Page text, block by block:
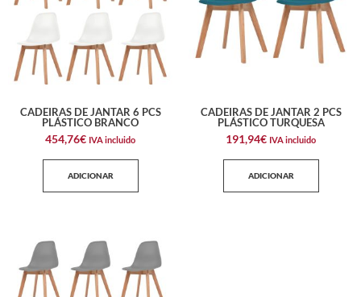
CADEIRAS DE JANTAR 6 PCS
PLÁSTICO BRANCO
454,76€ IVA incluido
ADICIONAR
CADEIRAS DE JANTAR 2 PCS
PLÁSTICO TURQUESA
191,94€ IVA incluido
ADICIONAR